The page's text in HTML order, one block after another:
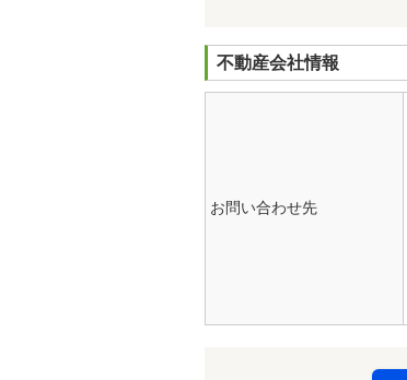
不動産会社情報
お問い合わせ先